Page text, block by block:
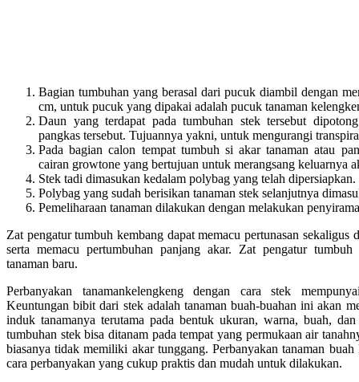
Bagian tumbuhan yang berasal dari pucuk diambil dengan
cm, untuk pucuk yang dipakai adalah pucuk tanaman
Daun yang terdapat pada tumbuhan stek tersebut
pangkas tersebut. Tujuannya yakni, untuk mengurangi
Pada bagian calon tempat tumbuh si akar tanaman atau
cairan growtone yang bertujuan untuk merangsang keluarnya
Stek tadi dimasukan kedalam polybag yang telah dipersiapkan.
Polybag yang sudah berisikan tanaman stek selanjutnya
Pemeliharaan tanaman dilakukan dengan melakukan
Zat pengatur tumbuh kembang dapat memacu pertunasan sekaligus
serta memacu pertumbuhan panjang akar. Zat pengatur
tanaman baru.
Perbanyakan tanamankelengkeng dengan cara stek
Keuntungan bibit dari stek adalah tanaman buah-buahan ini akan
induk tanamanya terutama pada bentuk ukuran, warna, buah,
tumbuhan stek bisa ditanam pada tempat yang permukaan air
biasanya tidak memiliki akar tunggang. Perbanyakan tanaman
cara perbanyakan yang cukup praktis dan mudah untuk dilakukan.